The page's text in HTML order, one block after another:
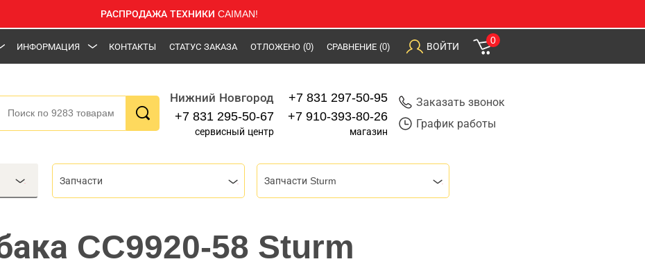
РАСПРОДАЖА ТЕХНИКИ CAIMAN!
ИНФОРМАЦИЯ КОНТАКТЫ СТАТУС ЗАКАЗА ОТЛОЖЕНО (0) СРАВНЕНИЕ (0) ВОЙТИ
0
Нижний Новгород
+7 831 295-50-67
сервисный центр
+7 831 297-50-95
+7 910-393-80-26
магазин
Заказать звонок
График работы
Запчасти Запчасти Sturm
CC9920-58 Sturm